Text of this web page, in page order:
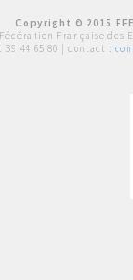
Copyright © 2015
Fédération Française des
39 44 65 80 | contact :